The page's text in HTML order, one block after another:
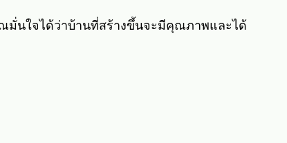
นใจได้ว่าบ้านที่สร้างขึ้นจะมีคุณภาพและได้